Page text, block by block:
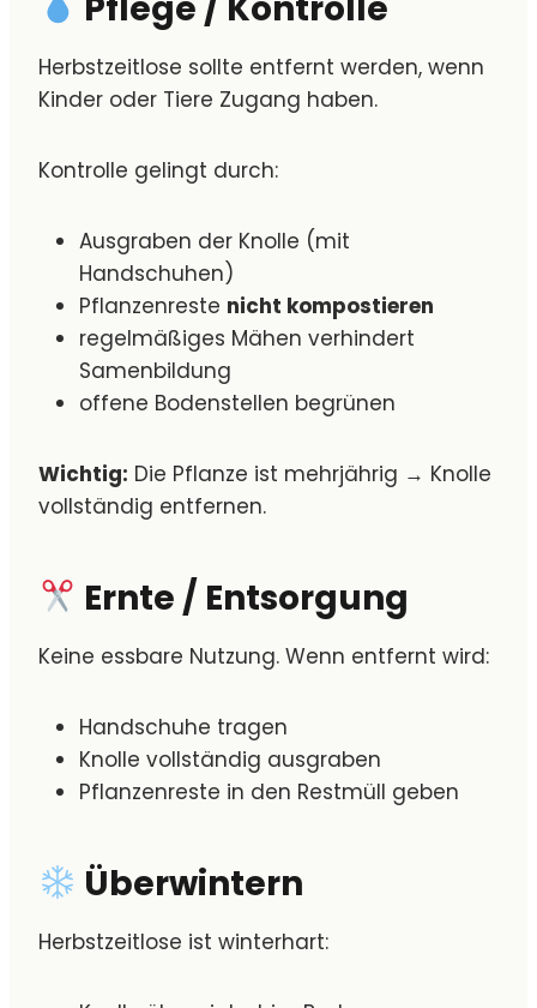
Herbstzeitlose sollte entfernt werden, wenn
Kinder oder Tiere Zugang haben.
Kontrolle gelingt durch:
Ausgraben der Knolle (mit
Handschuhen)
Pflanzenreste nicht kompostieren
regelmäßiges Mähen verhindert
Samenbildung
offene Bodenstellen begrünen
Wichtig: Die Pflanze ist mehrjährig → Knolle
vollständig entfernen.
Ernte / Entsorgung
Keine essbare Nutzung. Wenn entfernt wird:
Handschuhe tragen
Knolle vollständig ausgraben
Pflanzenreste in den Restmüll geben
Überwintern
Herbstzeitlose ist winterhart: